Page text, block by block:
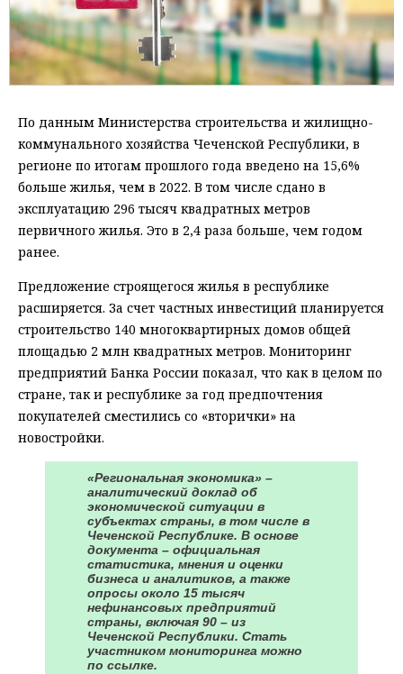
По данным Министерства строительства и жилищно-
коммунального хозяйства Чеченской Республики, в
регионе по итогам прошлого года введено на 15,6%
больше жилья, чем в 2022. В том числе сдано в
эксплуатацию 296 тысяч квадратных метров
первичного жилья. Это в 2,4 раза больше, чем годом
ранее.
Предложение строящегося жилья в республике
расширяется. За счет частных инвестиций планируется
строительство 140 многоквартирных домов общей
площадью 2 млн квадратных метров. Мониторинг
предприятий Банка России показал, что как в целом по
стране, так и республике за год предпочтения
покупателей сместились со «вторички» на
новостройки.
«Региональная экономика» –
аналитический доклад об
экономической ситуации в
субъектах страны, в том числе в
Чеченской Республике. В основе
документа – официальная
статистика, мнения и оценки
бизнеса и аналитиков, а также
опросы около 15 тысяч
нефинансовых предприятий
страны, включая 90 – из
Чеченской Республики. Стать
участником мониторинга можно
по ссылке.